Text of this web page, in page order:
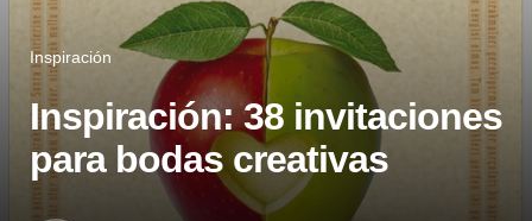
Inspiración
Inspiración: 38 invitaciones
para bodas creativas